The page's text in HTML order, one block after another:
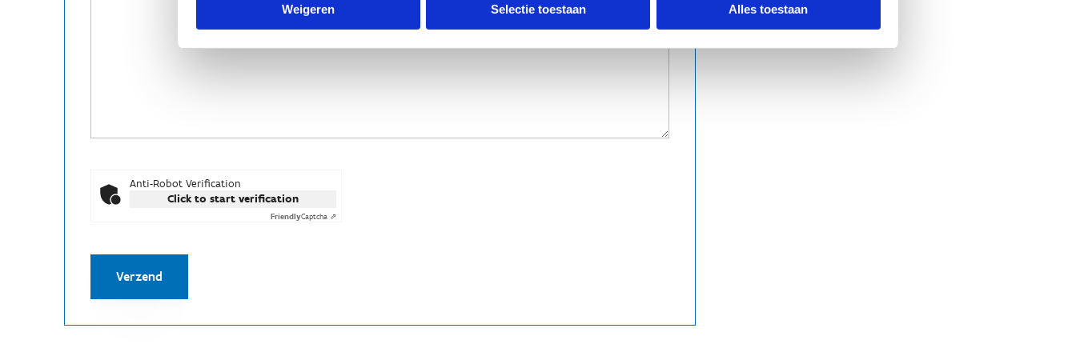
Weigeren Selectie toestaan Alles toestaan
Anti-Robot Verification
Click to start verification
FriendlyCaptcha ⇗
Verzend